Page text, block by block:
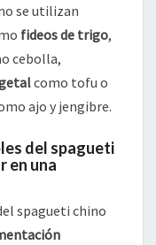
se utilizan
fideos de trigo,
cebolla,
como tofu o
ajo y jengibre.
del spagueti
en una
spagueti chino